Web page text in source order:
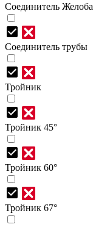
Соединитель Желоба
Соединитель трубы
Тройник
Тройник 45°
Тройник 60°
Тройник 67°